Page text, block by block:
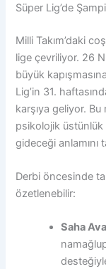
Süper Lig’de
Milli Takım’daki
lige çevriliyor. 26
büyük
Lig’in 31.
karşıya geliyor.
psikolojik üstünlük
gideceği anlamını
Derbi öncesinde
özetlenebilir:
Saha